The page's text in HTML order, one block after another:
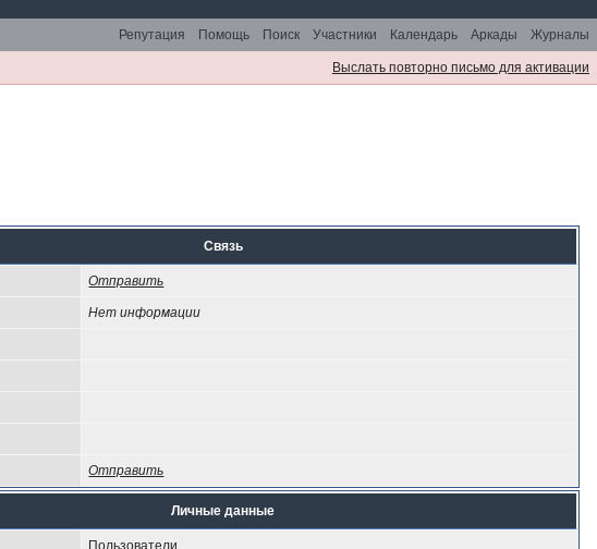
Репутация Помощь Поиск Участники Календарь Аркады Журналы
Выслать повторно письмо для активации
Связь
Отправить
Нет информации
Отправить
Личные данные
Пользователи